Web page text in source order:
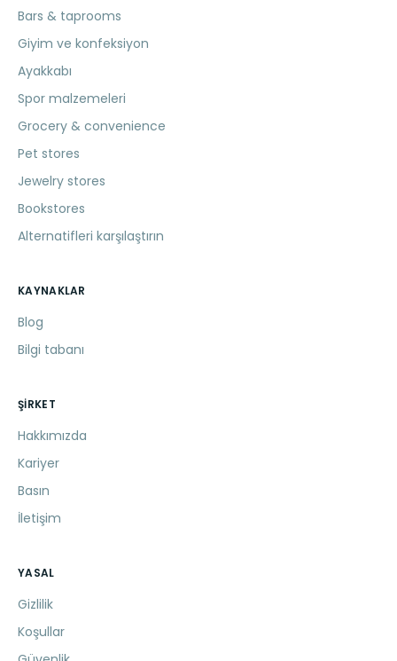
Bars & taprooms
Giyim ve konfeksiyon
Ayakkabı
Spor malzemeleri
Grocery & convenience
Pet stores
Jewelry stores
Bookstores
Alternatifleri karşılaştırın
KAYNAKLAR
Blog
Bilgi tabanı
ŞIRKET
Hakkımızda
Kariyer
Basın
İletişim
YASAL
Gizlilik
Koşullar